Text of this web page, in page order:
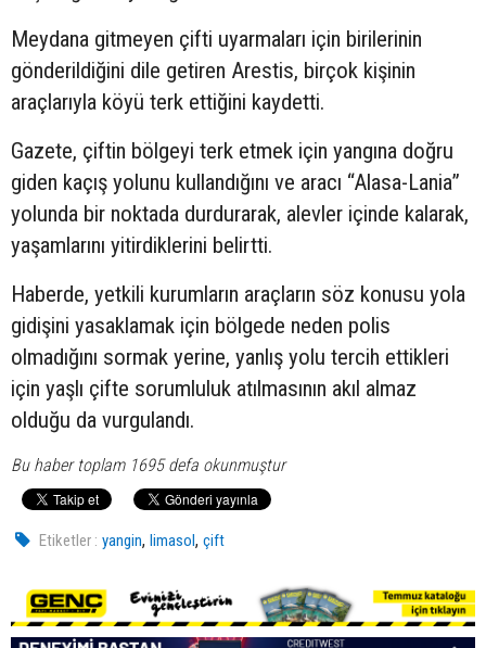
Meydana gitmeyen çifti uyarmaları için birilerinin
gönderildiğini dile getiren Arestis, birçok kişinin
araçlarıyla köyü terk ettiğini kaydetti.
Gazete, çiftin bölgeyi terk etmek için yangına doğru
giden kaçış yolunu kullandığını ve aracı “Alasa-Lania”
yolunda bir noktada durdurarak, alevler içinde kalarak,
yaşamlarını yitirdiklerini belirtti.
Haberde, yetkili kurumların araçların söz konusu yola
gidişini yasaklamak için bölgede neden polis
olmadığını sormak yerine, yanlış yolu tercih ettikleri
için yaşlı çifte sorumluluk atılmasının akıl almaz
olduğu da vurgulandı.
Bu haber toplam 1695 defa okunmuştur
Etiketler : yangin,limasol,çift